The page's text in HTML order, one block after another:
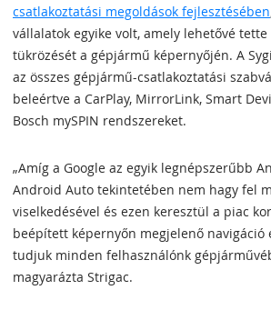
csatlakoztatási megoldások fejlesztésében
vállalatok egyike volt, amely lehetővé
tükrözését a gépjármű képernyőjén. A
az összes gépjármű-csatlakoztatási
beleértve a CarPlay, MirrorLink, Smart
Bosch mySPIN rendszereket.
„Amíg a Google az egyik legnépszerűbb
Android Auto tekintetében nem hagy fel
viselkedésével és ezen keresztül a piac
beépített képernyőn megjelenő navigáció
tudjuk minden felhasználónk
magyarázta Strigac.